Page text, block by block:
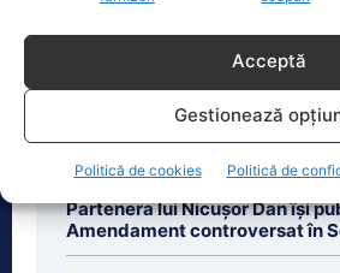
Acceptă
Gestionează
Politică de cookies Politică de
Ultimele știri
Partenera lui Nicușor Dan își
Amendament controversat în